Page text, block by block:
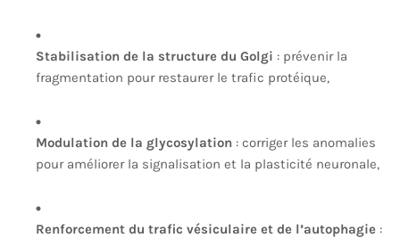
Stabilisation de la structure du Golgi : prévenir la
fragmentation pour restaurer le trafic protéique,
Modulation de la glycosylation : corriger les anomalies
pour améliorer la signalisation et la plasticité neuronale,
Renforcement du trafic vésiculaire et de l’autophagie :